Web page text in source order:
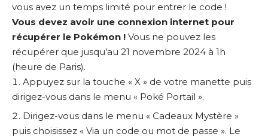
vous avez un temps limité pour entrer le code !
Vous devez avoir une connexion internet pour
récupérer le Pokémon ! Vous ne pouvez les
récupérer que jusqu’au 21 novembre 2024 à 1h
(heure de Paris).
Appuyez sur la touche « X » de votre manette puis
dirigez-vous dans le menu « Poké Portail ».
Dirigez-vous dans le menu « Cadeaux Mystère »
puis choisissez « Via un code ou mot de passe ». Le